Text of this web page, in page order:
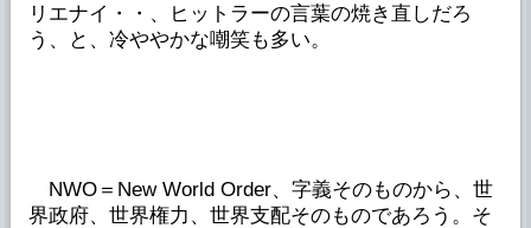
リエナイ・・、ヒットラーの言葉の焼き直しだろ
う、と、冷ややかな嘲笑も多い。
NWO＝New World Order、字義そのものから、世
界政府、世界権力、世界支配そのものであろう。そ